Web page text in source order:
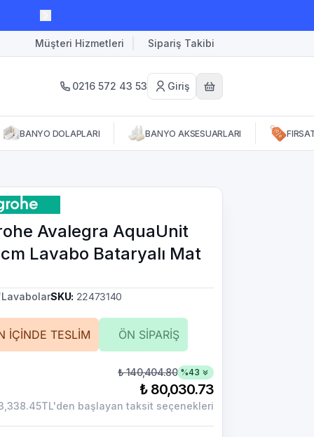
Müşteri Hizmetleri Sipariş Takibi
0216 572 43 53 Giriş
BANYO DOLAPLARI BANYO AKSESUARLARI
Avalegra AquaUnit
Lavabo Bataryalı Mat
LavabolarSKU: 22473140
İÇİNDE TESLİM ÖN SİPARİŞ
₺ 140,404.80 %43
₺ 80,030.73
başlayan taksit seçenekleri